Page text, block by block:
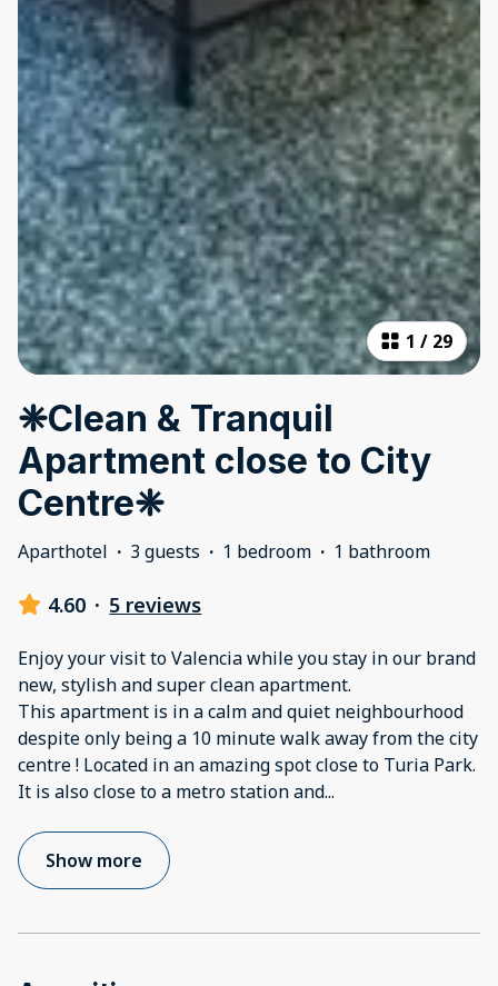
1 / 29
❈Clean & Tranquil
Apartment close to City
Centre❈
Aparthotel · 3 guests · 1 bedroom · 1 bathroom
4.60 · 5 reviews
Enjoy your visit to Valencia while you stay in our brand
new, stylish and super clean apartment.
This apartment is in a calm and quiet neighbourhood
despite only being a 10 minute walk away from the city
centre ! Located in an amazing spot close to Turia Park.
It is also close to a metro station and...
Show more